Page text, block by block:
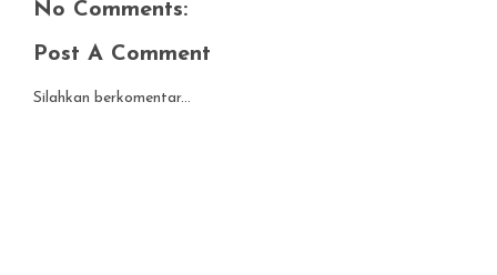
No Comments:
Post A Comment
Silahkan berkomentar...